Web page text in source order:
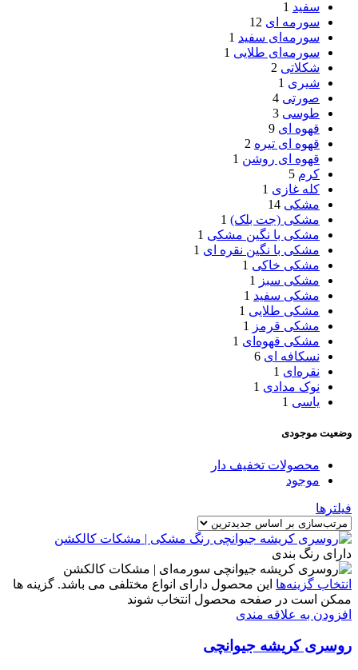
سفید 1
سورمه‌ ای 12
سورمه‌ای سفید 1
سورمه‌ای طلایی 1
شکلاتی 2
شیری 1
صورتی 4
طوسی 3
قهوه ای 9
قهوه ای تیره 2
قهوه ای روشن 1
کرم 5
کله غازی 1
مشکی 14
مشکی (جت بلک) 1
مشکی با نگین مشکی 1
مشکی با نگین نقره ای 1
مشکی خاکی 1
مشکی سبز
1
مشکی سفید 1
مشکی طلایی 1
مشکی قرمز
1
مشکی قهوه‌ای 1
نسکافه ای 6
نقره‌ای 1
نوک مدادی 1
یاسی 1
وضعیت موجودی
محصولات تخفیف دار
موجود
فیلترها
دارای رنگ بندی
انتخاب گزینه‌ها این محصول دارای انواع مختلفی می باشد. گزینه ها
ممکن است در صفحه محصول انتخاب شوند
افزودن به علاقه مندی
روسری کریشه جیوانچی